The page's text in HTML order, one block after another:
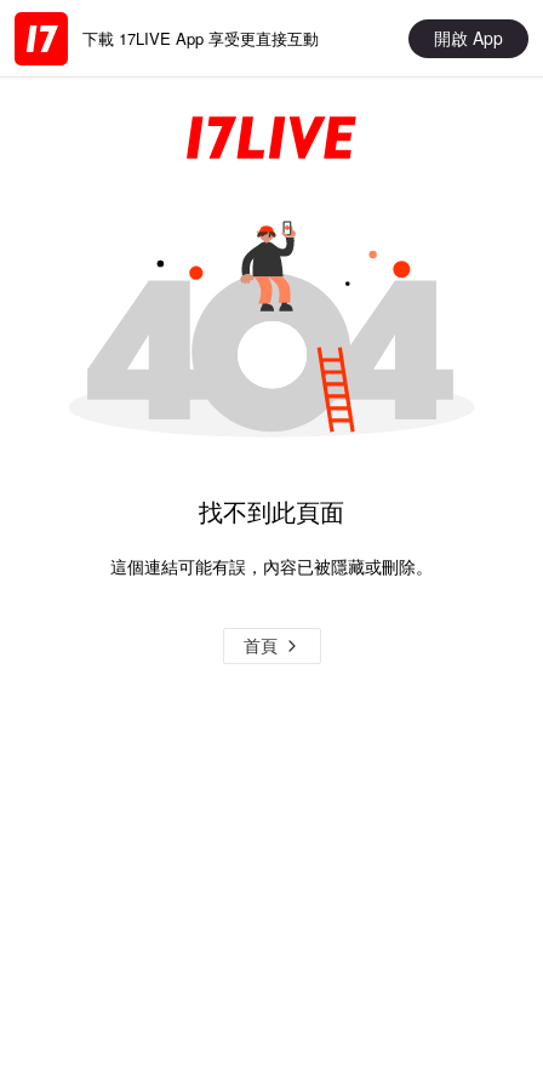
下載 17LIVE App 享受更直接互動 開啟 App
找不到此頁面
這個連結可能有誤，內容已被隱藏或刪除。
首頁